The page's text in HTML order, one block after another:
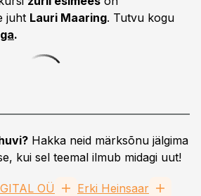
juht Lauri Maaring. Tutvu kogu
.
Hakka neid märksõnu jälgima
kui sel teemal ilmub midagi uut!
OÜ
Erki Heinsaar